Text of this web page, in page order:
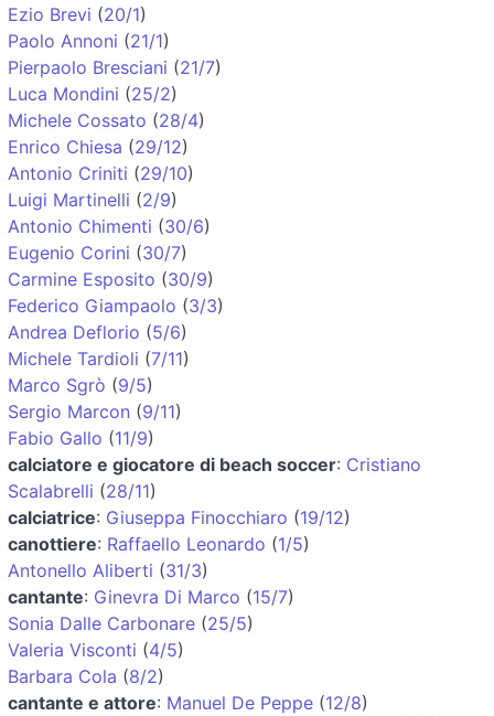
Ezio Brevi (20/1)
Paolo Annoni (21/1)
Pierpaolo Bresciani (21/7)
Luca Mondini (25/2)
Michele Cossato (28/4)
Enrico Chiesa (29/12)
Antonio Criniti (29/10)
Luigi Martinelli (2/9)
Antonio Chimenti (30/6)
Eugenio Corini (30/7)
Carmine Esposito (30/9)
Federico Giampaolo (3/3)
Andrea Deflorio (5/6)
Michele Tardioli (7/11)
Marco Sgrò (9/5)
Sergio Marcon (9/11)
Fabio Gallo (11/9)
calciatore e giocatore di beach soccer: Cristiano
Scalabrelli (28/11)
calciatrice: Giuseppa Finocchiaro (19/12)
canottiere: Raffaello Leonardo (1/5)
Antonello Aliberti (31/3)
cantante: Ginevra Di Marco (15/7)
Sonia Dalle Carbonare (25/5)
Valeria Visconti (4/5)
Barbara Cola (8/2)
cantante e attore: Manuel De Peppe (12/8)